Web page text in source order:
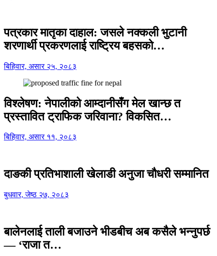
पत्रकार मातृका दाहाल: जसले नक्कली भुटानी
शरणार्थी प्रकरणलाई राष्ट्रिय बहसको…
बिहिवार, असार २५, २०८३
विश्लेषण: नेपालीको आम्दानीसँग मेल खान्छ त
प्रस्तावित ट्राफिक जरिवाना? विकसित…
बिहिवार, असार ११, २०८३
दाङकी प्रतिभाशाली खेलाडी अनुजा चौधरी सम्मानित
बुधवार, जेष्ठ २७, २०८३
बालेनलाई ताली बजाउने भीडबीच अब कसैले भन्नुपर्छ
— ‘राजा त…